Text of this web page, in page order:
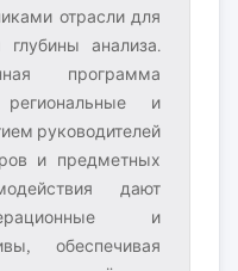
отрасли для
глубины анализа.
программа
и
руководителей
и предметных
дают
и
обеспечивая